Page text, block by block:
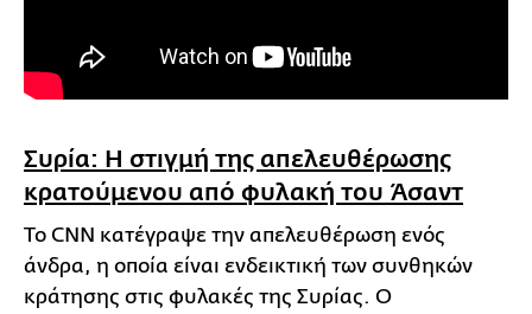
Συρία: Η στιγμή της απελευθέρωσης
κρατούμενου από φυλακή του Άσαντ
Το CNN κατέγραψε την απελευθέρωση ενός
άνδρα, η οποία είναι ενδεικτική των συνθηκών
κράτησης στις φυλακές της Συρίας. Ο